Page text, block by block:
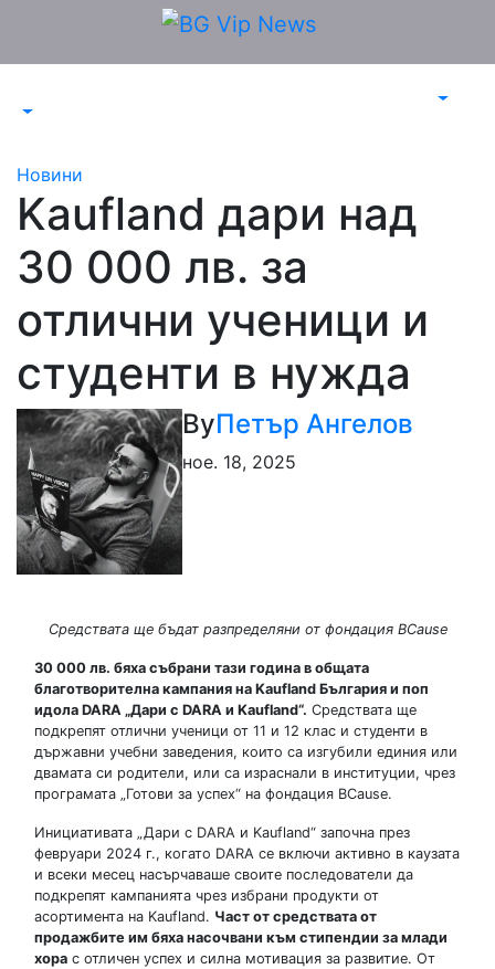
content
Новини
Kaufland дари над
30 000 лв. за
отлични ученици и
студенти в нужда
ByПетър Ангелов
ное. 18, 2025
Средствата ще бъдат разпределяни от фондация BCause
30 000 лв. бяха събрани тази година в общата
благотворителна кампания на Kaufland България и поп
идола DARA „Дари с DARA и Kaufland“. Средствата ще
подкрепят отлични ученици от 11 и 12 клас и студенти в
държавни учебни заведения, които са изгубили единия или
двамата си родители, или са израснали в институции, чрез
програмата „Готови за успех“ на фондация BCause.
Инициативата „Дари с DARA и Kaufland“ започна през
февруари 2024 г., когато DARA се включи активно в каузата
и всеки месец насърчаваше своите последователи да
подкрепят кампанията чрез избрани продукти от
асортимента на Kaufland. Част от средствата от
продажбите им бяха насочвани към стипендии за млади
хора с отличен успех и силна мотивация за развитие. От